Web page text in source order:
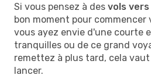
Si vous pensez à des vols
bon moment pour commencer
vous ayez envie d'une courte
tranquilles ou de ce grand
remettez à plus tard, cela
lancer.